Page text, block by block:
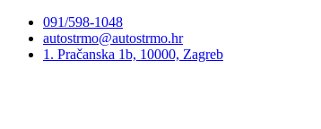
Preskoči
sadržaj
091/598-1048
autostrmo@autostrmo.hr
1. Pračanska 1b, 10000, Zagreb